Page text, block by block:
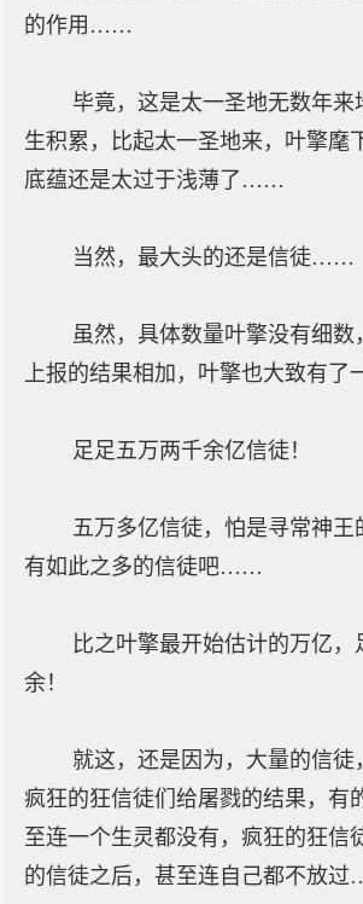
的作用……
毕竟，这是太一圣地无数年来
生积累，比起太一圣地来，叶擎麾
底蕴还是太过于浅薄了……
当然，最大头的还是信徒……
虽然，具体数量叶擎没有细数
上报的结果相加，叶擎也大致有
足足五万两千余亿信徒！
五万多亿信徒，怕是寻常神王
有如此之多的信徒吧……
比之叶擎最开始估计的万亿，
余！
就这，还是因为，大量的信徒
疯狂的狂信徒们给屠戮的结果，有
至连一个生灵都没有，疯狂的狂信
的信徒之后，甚至连自己都不放